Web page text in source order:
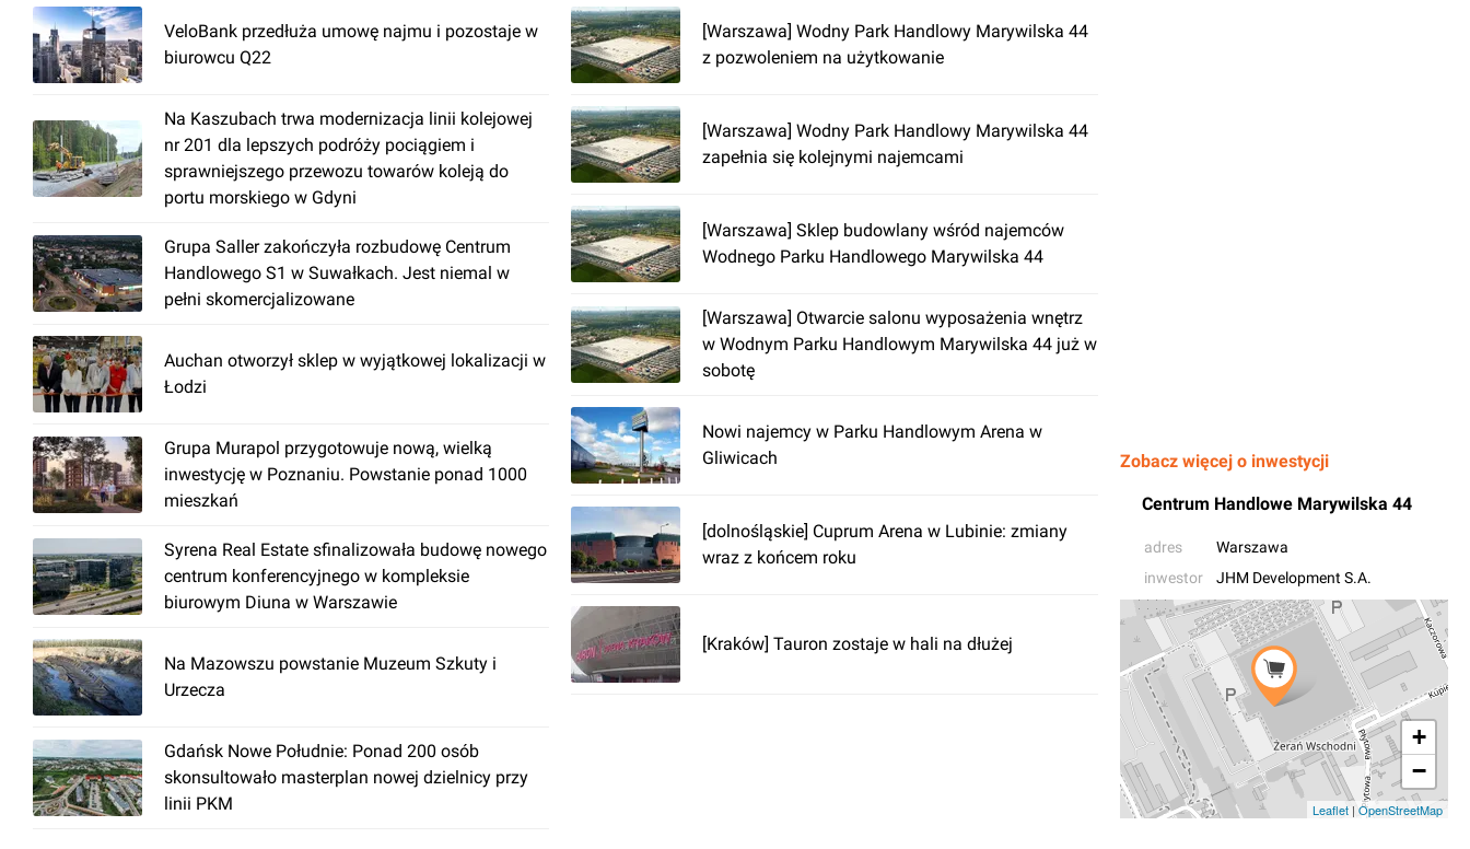
VeloBank przedłuża umowę najmu i pozostaje w
biurowcu Q22
Na Kaszubach trwa modernizacja linii kolejowej
nr 201 dla lepszych podróży pociągiem i
sprawniejszego przewozu towarów koleją do
portu morskiego w Gdyni
Grupa Saller zakończyła rozbudowę Centrum
Handlowego S1 w Suwałkach. Jest niemal w
pełni skomercjalizowane
Auchan otworzył sklep w wyjątkowej lokalizacji w
Łodzi
Grupa Murapol przygotowuje nową, wielką
inwestycję w Poznaniu. Powstanie ponad 1000
mieszkań
Syrena Real Estate sfinalizowała budowę nowego
centrum konferencyjnego w kompleksie
biurowym Diuna w Warszawie
Na Mazowszu powstanie Muzeum Szkuty i
Urzecza
Gdańsk Nowe Południe: Ponad 200 osób
skonsultowało masterplan nowej dzielnicy przy
linii PKM
[Warszawa] Wodny Park Handlowy Marywilska 44
z pozwoleniem na użytkowanie
[Warszawa] Wodny Park Handlowy Marywilska 44
zapełnia się kolejnymi najemcami
[Warszawa] Sklep budowlany wśród najemców
Wodnego Parku Handlowego Marywilska 44
[Warszawa] Otwarcie salonu wyposażenia wnętrz
w Wodnym Parku Handlowym Marywilska 44 już w
sobotę
Nowi najemcy w Parku Handlowym Arena w
Gliwicach
[dolnośląskie] Cuprum Arena w Lubinie: zmiany
wraz z końcem roku
[Kraków] Tauron zostaje w hali na dłużej
Zobacz więcej o inwestycji
Centrum Handlowe Marywilska 44
adres
Warszawa
inwestor
JHM Development S.A.
+
−
Leaflet | OpenStreetMap